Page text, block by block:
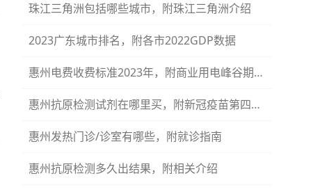
珠江三角洲包括哪些城市，附珠江三角洲介绍
2023广东城市排名，附各市2022GDP数据
惠州电费收费标准2023年，附商业用电峰谷期介绍
惠州抗原检测试剂在哪里买，附新冠疫苗第四针接种地址
惠州发热门诊/诊室有哪些，附就诊指南
惠州抗原检测多久出结果，附相关介绍